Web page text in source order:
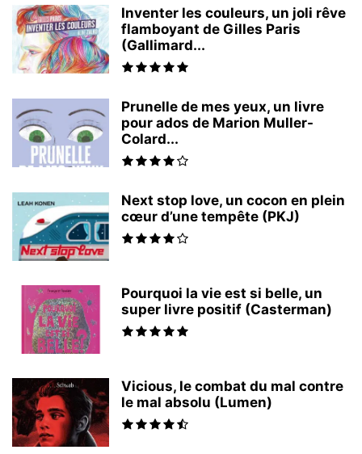
Inventer les couleurs, un joli rêve
flamboyant de Gilles Paris
(Gallimard...
Prunelle de mes yeux, un livre
pour ados de Marion Muller-
Colard...
Next stop love, un cocon en plein
cœur d’une tempête (PKJ)
Pourquoi la vie est si belle, un
super livre positif (Casterman)
Vicious, le combat du mal contre
le mal absolu (Lumen)